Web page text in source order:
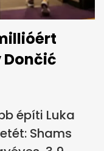
Dončić
építi Luka
Shams